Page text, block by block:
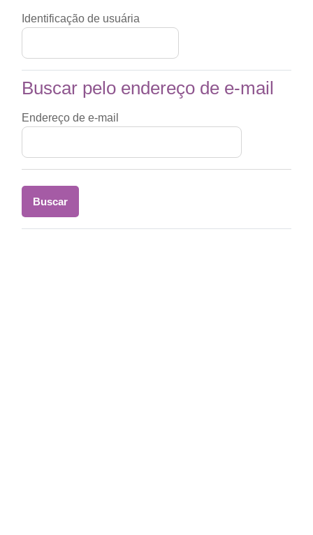
Identificação de usuária
Buscar pelo endereço de e-mail
Buscar pelo endereço de e-mail
Endereço de e-mail